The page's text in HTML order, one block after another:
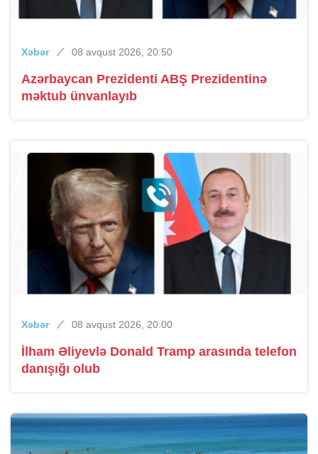
Xəbər 08 avqust 2026, 20:50
Azərbaycan Prezidenti ABŞ Prezidentinə
məktub ünvanlayıb
Xəbər 08 avqust 2026, 20:00
İlham Əliyevlə Donald Tramp arasında telefon
danışığı olub